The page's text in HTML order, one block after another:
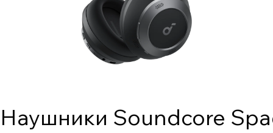
Наушники Soundcore